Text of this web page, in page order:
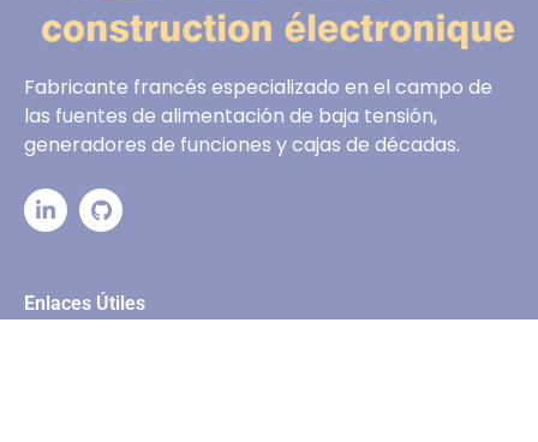
Fabricante francés especializado en el campo de
las fuentes de alimentación de baja tensión,
generadores de funciones y cajas de décadas.
Enlaces Útiles